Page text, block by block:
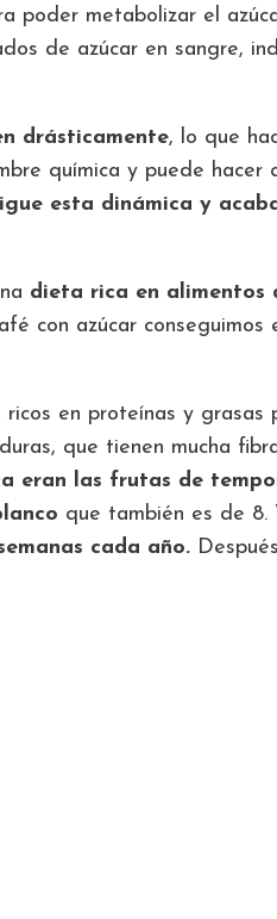
poder metabolizar el
de azúcar en sangre,
drásticamente, lo que
química y puede hacer
esta dinámica y
dieta rica en alimentos
con azúcar conseguimos
en proteínas y grasas
que tienen mucha
eran las frutas de
que también es de 8.
cada año.